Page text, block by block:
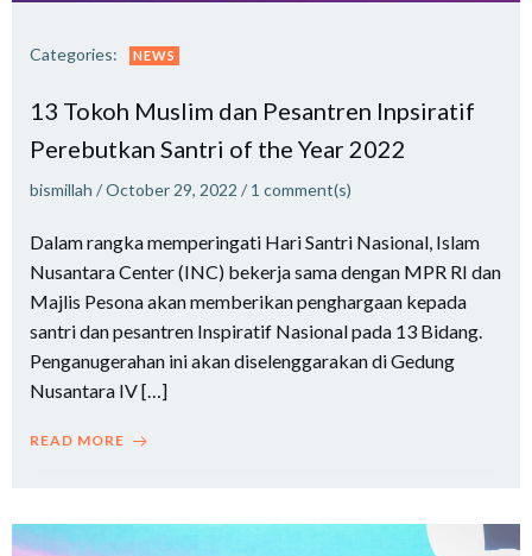
Categories: NEWS
13 Tokoh Muslim dan Pesantren Inpsiratif
Perebutkan Santri of the Year 2022
bismillah /October 29, 2022 / 1 comment(s)
Dalam rangka memperingati Hari Santri Nasional, Islam
Nusantara Center (INC) bekerja sama dengan MPR RI dan
Majlis Pesona akan memberikan penghargaan kepada
santri dan pesantren Inspiratif Nasional pada 13 Bidang.
Penganugerahan ini akan diselenggarakan di Gedung
Nusantara IV […]
READ MORE